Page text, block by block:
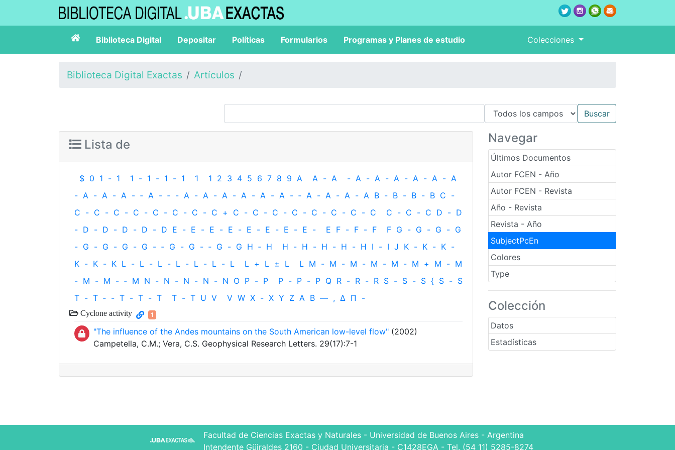
Biblioteca Digital Depositar Políticas Formularios Programas y Planes de estudio Colecciones
Biblioteca Digital Exactas Artículos
Navegar
Últimos Documentos
Autor FCEN - Año
Autor FCEN - Revista
Año - Revista
Revista - Año
SubjectPcEn
Colores
Type
Colección
Datos
Estadísticas
Lista de
$ 0 1 - 1 1 - 1 - 1 - 1 1 1 2 3 4 5 6 7 8 9 A A - A - A - A - A - A - A - A
- A - A - A - ‐ A - ‐ - A - A - A - A - A - A - ‐ A - A - A - A B - B - B - B C -
C - C - C - C - C - C - C - C + C - C - C - C - C - C - C - C C - C - C D - D
- D - D - D - D - D E - E - E - E - E - E - E - E - E F - F - F F G - G - G - G
- G - G - G - G - ‐ G - G - ‐ G - G H ‐ H H - H - H - H - H I - I J K - K - K -
K - K - K L - L - L - L - L - L - L L + L ± L L M - M - M - M - M - M + M - M
- M - M - ‐ M N - N - N - N - N O P - P P - P - P Q R - R - R S - S - S { S - S
T - T ‐ - T - T - T T - T U V V W X - X Y Z Α Β — , Δ Π -
Cyclone activity 1
"The influence of the Andes mountains on the South American low-level flow" (2002)
Campetella, C.M.; Vera, C.S. Geophysical Research Letters. 29(17):7-1
Facultad de Ciencias Exactas y Naturales - Universidad de Buenos Aires - Argentina
Intendente Güiraldes 2160 - Ciudad Universitaria - C1428EGA - Tel. (54 11) 5285-8274